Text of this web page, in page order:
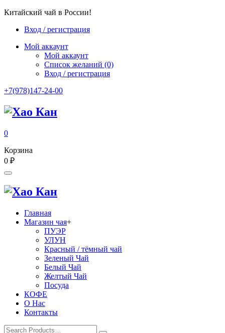
Китайский чай в России!
Вход / регистрация
Мой аккаунт
Мой аккаунт
Список желаний (0)
Вход / регистрация
+7(978)147-24-00
0
Корзина
0 ₽
Главная
Магазин чая+
ПУЭР
УЛУН
Красный / тёмный чай
Зеленый Чай
Белый Чай
Желтый Чай
Посуда
КОФЕ
О Нас
Контакты